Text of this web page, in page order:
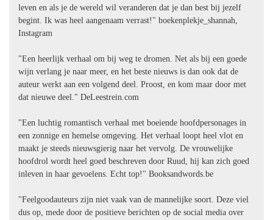
leven en als je de wereld wil veranderen dat je dan best bij jezelf
begint. Ik was heel aangenaam verrast!" boekenplekje_shannah,
Instagram
"Een heerlijk verhaal om bij weg te dromen. Net als bij een goede
wijn verlang je naar meer, en het beste nieuws is dan ook dat de
auteur werkt aan een volgend deel. Proost, en kom maar door met
dat nieuwe deel." DeLeestrein.com
"Een luchtig romantisch verhaal met boeiende hoofdpersonages in
een zonnige en hemelse omgeving. Het verhaal loopt heel vlot en
maakt je steeds nieuwsgierig naar het vervolg. De vrouwelijke
hoofdrol wordt heel goed beschreven door Ruud, hij kan zich goed
inleven in haar gevoelens. Echt top!" Booksandwords.be
"Feelgoodauteurs zijn niet vaak van de mannelijke soort. Deze viel
dus op, mede door de positieve berichten op de social media over